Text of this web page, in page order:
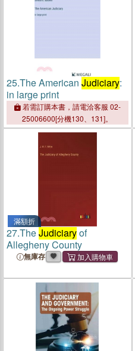
25.The American Judiciary:
in large print
若需訂購本書，請電洽客服 02-
25006600[分機130、131]。
滿額折
27.TheJudiciaryof
Allegheny County
無庫存